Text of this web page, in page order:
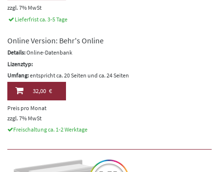
zzgl. 7% MwSt
Lieferfrist ca. 3-5 Tage
Online Version: Behr's Online
Details:Online-Datenbank
Lizenztyp:
Umfang:entspricht ca. 20 Seiten und ca. 24 Seiten
32,00 €
Preis pro Monat
zzgl. 7% MwSt
Freischaltung ca. 1-2 Werktage